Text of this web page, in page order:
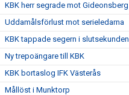
KBK herr segrade mot Gideonsberg
Uddamålsförlust mot serieledarna
KBK tappade segern i slutsekunden
Ny trepoängare till KBK
KBK bortaslog IFK Västerås
Mållöst i Munktorp